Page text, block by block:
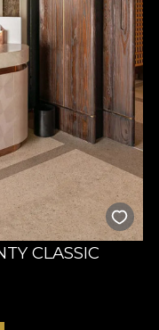
CLASSIC